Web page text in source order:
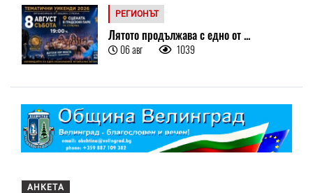
РЕГИОНЪТ
Лятото продължава с едно от ...
06 авг 1039
АНКЕТА